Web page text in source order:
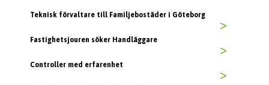
Teknisk förvaltare till Familjebostäder i Göteborg
>
Fastighetsjouren söker Handläggare
>
Controller med erfarenhet
>